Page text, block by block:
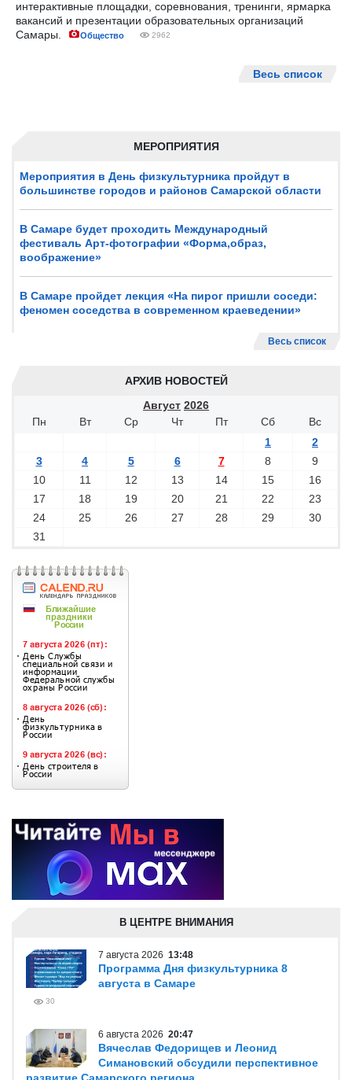
МЕРОПРИЯТИЯ
Мероприятия в День физкультурника пройдут в
большинстве городов и районов Самарской области
В Самаре будет проходить Международный
фестиваль Арт-фотографии «Форма,образ,
воображение»
В Самаре пройдет лекция «На пирог пришли соседи:
феномен соседства в современном краеведении»
Весь список
АРХИВ НОВОСТЕЙ
Август 2026
Пн
Вт Ср Чт Пт Сб
Вс
1
2
3
4 5 6 7 8
9
10
11 12 13 14 15
16
17
18 19 20 21 22
23
24
25 26 27 28 29
30
31
интерактивные площадки, соревнования, тренинги, ярмарка
вакансий и презентации образовательных организаций
Самары.
Общество 2962
Весь список
В ЦЕНТРЕ ВНИМАНИЯ
7 августа 2026 13:48
Программа Дня физкультурника 8
августа в Самаре
30
6 августа 2026 20:47
Вячеслав Федорищев и Леонид
Симановский обсудили перспективное